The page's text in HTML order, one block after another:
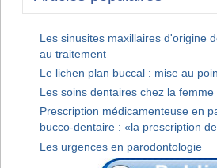
Les sinusites maxillaires d'origine
au traitement
Le lichen plan buccal : mise au
Les soins dentaires chez la femme
Prescription médicamenteuse en
bucco-dentaire : «la prescription
Les urgences en parodontologie